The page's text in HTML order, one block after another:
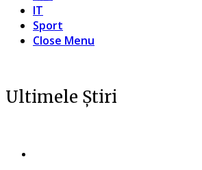
IT
Sport
Close Menu
Ultimele Știri